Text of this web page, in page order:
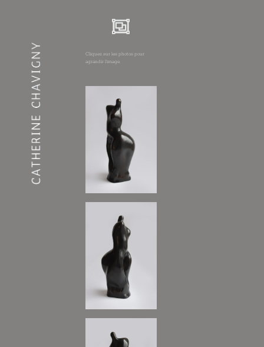
Cliquez sur les photos pour
agrandir l’image.